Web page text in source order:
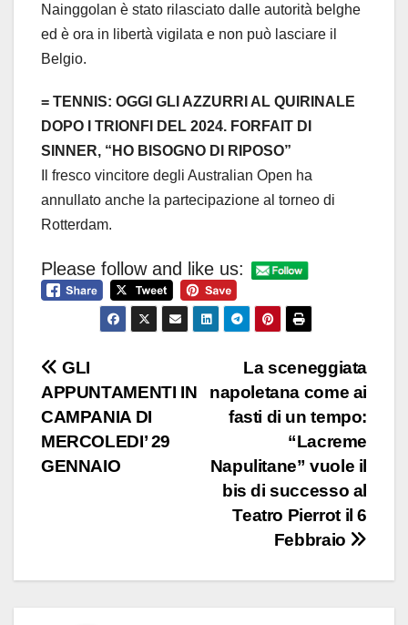
Nainggolan è stato rilasciato dalle autorità belghe
ed è ora in libertà vigilata e non può lasciare il
Belgio.
= TENNIS: OGGI GLI AZZURRI AL QUIRINALE
DOPO I TRIONFI DEL 2024. FORFAIT DI
SINNER, “HO BISOGNO DI RIPOSO”
Il fresco vincitore degli Australian Open ha
annullato anche la partecipazione al torneo di
Rotterdam.
Please follow and like us:
Navigazione
articoli
La sceneggiata
napoletana come ai
fasti di un tempo:
“Lacreme
Napulitane” vuole il
bis di successo al
Teatro Pierrot il 6
Febbraio
GLI
APPUNTAMENTI IN
CAMPANIA DI
MERCOLEDI’ 29
GENNAIO